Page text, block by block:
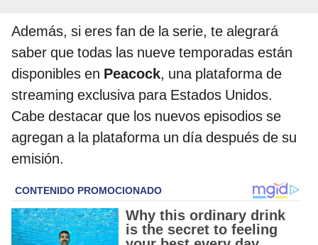
Además, si eres fan de la serie, te alegrará
saber que todas las nueve temporadas están
disponibles en Peacock, una plataforma de
streaming exclusiva para Estados Unidos.
Cabe destacar que los nuevos episodios se
agregan a la plataforma un día después de su
emisión.